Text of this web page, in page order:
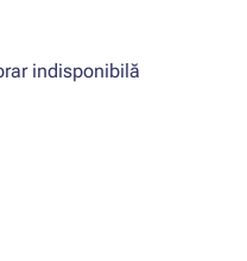
indisponibilă